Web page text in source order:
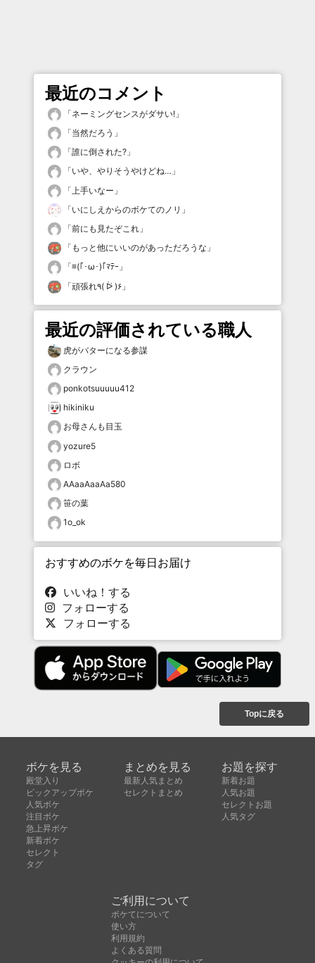
最近のコメント
「ネーミングセンスがダサい! 」
「当然だろう 」
「誰に倒された? 」
「いや、やりそうやけどね… 」
「 上手いなー 」
「いにしえからのボケてのノリ 」
「前にも見たぞこれ 」
「 もっと他にいいのがあっただろうな 」
「≡(｢･ω･)｢ﾏﾃｰ 」
「
頑張れ٩( ᐖ )۶ 」
最近の評価されている職人
虎がバターになる参謀
クラウン
ponkotsuuuuu412
hikiniku
お母さんも目玉
yozure5
ロボ
AAaaAaaAa580
笹の葉
1o_ok
おすすめのボケを毎日お届け
いいね！する
フォローする
フォローする
Topに戻る
ボケを見る
殿堂入り
ピックアップボケ
人気ボケ
注目ボケ
急上昇ボケ
新着ボケ
セレクト
タグ
まとめを見る
最新人気まとめ
セレクトまとめ
お題を探す
新着お題
人気お題
セレクトお題
人気タグ
ご利用について
ボケてについて
使い方
利用規約
よくある質問